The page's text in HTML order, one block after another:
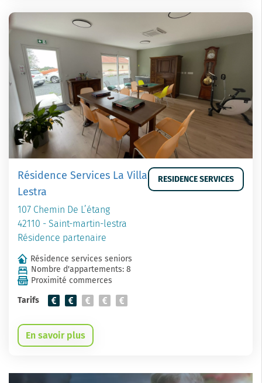
Résidence Services La Villa
Lestra
107 Chemin De L’étang
42110 - Saint-martin-lestra
Résidence partenaire
RESIDENCE SERVICES
Résidence services seniors
Nombre d'appartements: 8
Proximité commerces
Tarifs
En savoir plus